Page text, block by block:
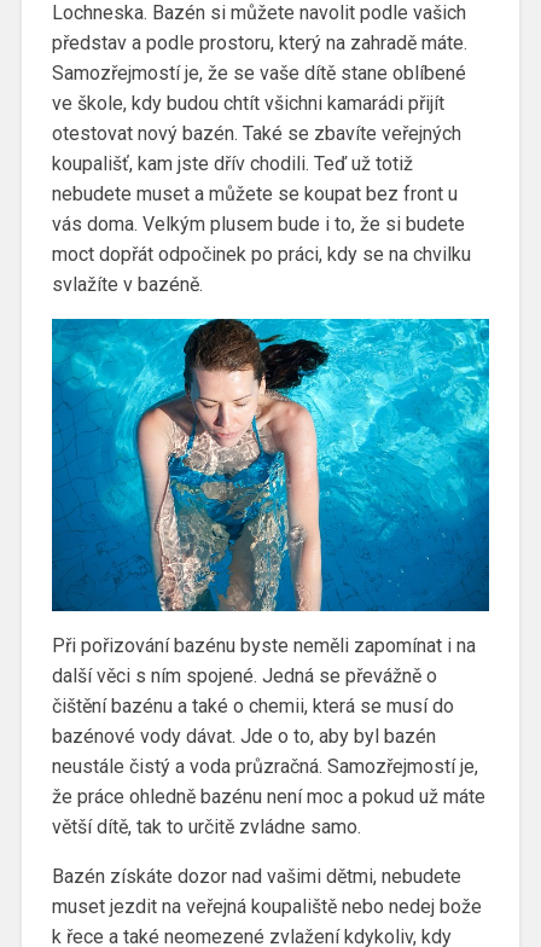
Lochneska. Bazén si můžete navolit podle vašich
představ a podle prostoru, který na zahradě máte.
Samozřejmostí je, že se vaše dítě stane oblíbené
ve škole, kdy budou chtít všichni kamarádi přijít
otestovat nový bazén. Také se zbavíte veřejných
koupališť, kam jste dřív chodili. Teď už totiž
nebudete muset a můžete se koupat bez front u
vás doma. Velkým plusem bude i to, že si budete
moct dopřát odpočinek po práci, kdy se na chvilku
svlažíte v bazéně.
Při pořizování bazénu byste neměli zapomínat i na
další věci s ním spojené. Jedná se převážně o
čištění bazénu a také o chemii, která se musí do
bazénové vody dávat. Jde o to, aby byl bazén
neustále čistý a voda průzračná. Samozřejmostí je,
že práce ohledně bazénu není moc a pokud už máte
větší dítě, tak to určitě zvládne samo.
Bazén získáte dozor nad vašimi dětmi, nebudete
muset jezdit na veřejná koupaliště nebo nedej bože
k řece a také neomezené zvlažení kdykoliv, kdy